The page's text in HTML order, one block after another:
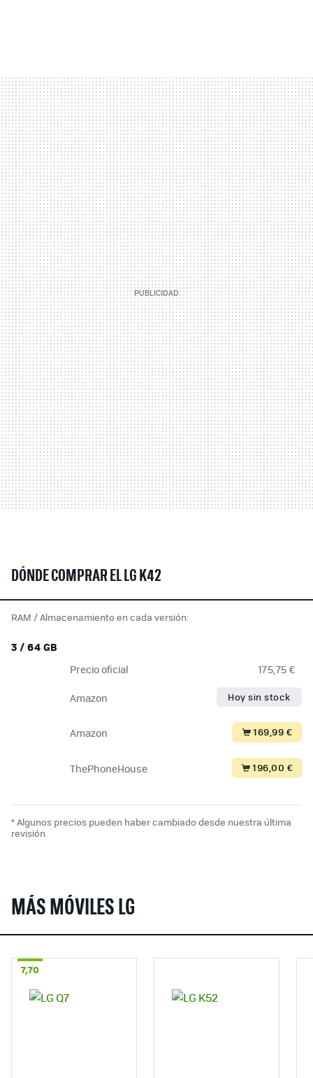
DÓNDE COMPRAR EL LG K42
RAM / Almacenamiento en cada versión:
3 / 64 GB
Precio oficial 175,75 €
Amazon Hoy sin stock
Amazon 169,99 €
ThePhoneHouse 196,00 €
* Algunos precios pueden haber cambiado desde nuestra última
revisión
MÁS MÓVILES LG
7,70